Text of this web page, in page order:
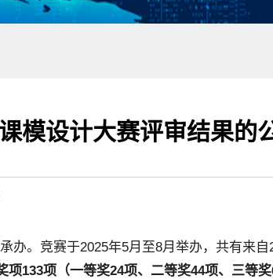
模设计大赛评审结果的
办。竞赛于2025年5月至8月举办，共有来自
项133项（一等奖24项、二等奖44项、三等奖